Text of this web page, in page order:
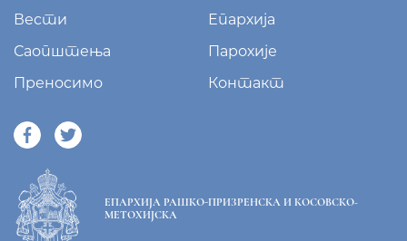
Вести
Епархија
Саопштења
Парохије
Преносимо
Контакт
ЕПАРХИЈА РАШКО-ПРИЗРЕНСКА И КОСОВСКО-
МЕТОХИЈСКА